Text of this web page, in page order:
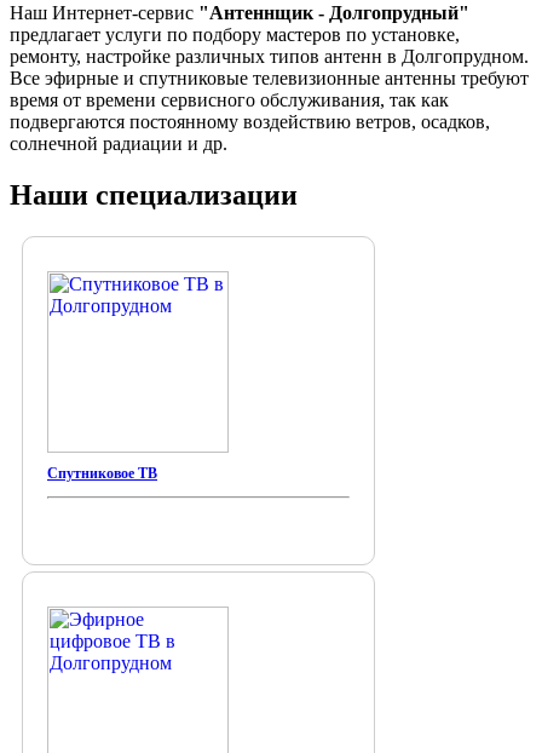
Наш Интернет-сервис "Антеннщик - Долгопрудный"
предлагает услуги по подбору мастеров по установке,
ремонту, настройке различных типов антенн в Долгопрудном.
Все эфирные и спутниковые телевизионные антенны требуют
время от времени сервисного обслуживания, так как
подвергаются постоянному воздействию ветров, осадков,
солнечной радиации и др.
Наши специализации
Спутниковое ТВ